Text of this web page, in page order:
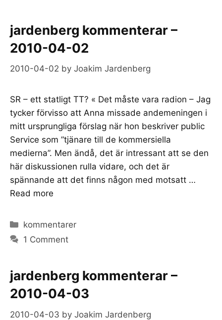
jardenberg kommenterar –
2010-04-02
2010-04-02 by Joakim Jardenberg
SR – ett statligt TT? « Det måste vara radion – Jag
tycker förvisso att Anna missade andemeningen i
mitt ursprungliga förslag när hon beskriver public
Service som ”tjänare till de kommersiella
medierna”. Men ändå, det är intressant att se den
här diskussionen rulla vidare, och det är
spännande att det finns någon med motsatt …
Read more
Categories
kommentarer
1 Comment
jardenberg kommenterar –
2010-04-03
2010-04-03 by Joakim Jardenberg